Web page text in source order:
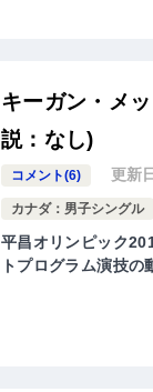
キーガン・メ
説：なし)
コメント(6) 更新
カナダ：男子シングル
平昌オリンピック
トプログラム演技の